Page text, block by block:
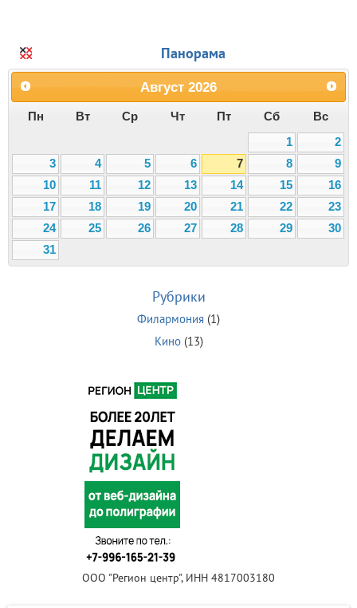
Панорама
Август 2026
Пн Вт Ср Чт Пт Сб
Вс
1
2
3
4 5 6 7 8
9
10
11 12 13 14 15
16
17
18 19 20 21 22
23
24
25 26 27 28 29
30
31
Рубрики
Филармония (1)
Кино(13)
ООО "Регион центр", ИНН 4817003180